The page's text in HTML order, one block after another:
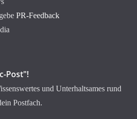
PR-Feedback
Post"!
und Unterhaltsames rund
Postfach.